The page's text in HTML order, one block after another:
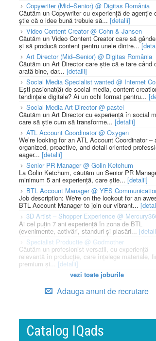
Copywriter (Mid–Senior) @ Digitas România
Căutăm un Copywriter cu experiență de agenție
știe că o idee bună trebuie să... [detalii]
Video Content Creator @ Cohn & Jansen
Căutăm un Video Content Creator care să
și să producă content pentru unele dintre...
Art Director (Mid–Senior) @ Digitas România
Căutăm un Art Director care știe că e tare când
arată bine, dar... [detalii]
Social Media Specialist wanted @ Internet
Ești pasionat(ă) de social media, content
tendințele digitale? Ai un ochi format pentru...
Social Media Art Director @ pastel
Căutăm un Art Director cu experiență în social
care să știe cum să transforme... [detalii]
ATL Account Coordinator @ Oxygen
We’re looking for an ATL Account Coordinator –
organized, proactive, and detail-oriented
eager... [detalii]
Senior PR Manager @ Golin Ketchum
La Golin Ketchum, căutăm un Senior PR
minimum 5 ani experiență, care știe... [detalii]
BTL Account Manager @ YES
Job description: We're on the lookout for an
BTL Account Manager to join our vibrant...
3D Artist – Shopper Experience @
Ai cel puțin 7 ani experiență în zona de BTL
(evenimente, activări, standuri și plasări...
Specialist Productie @ Godmother
Căutăm un profesionist versatil, cu experiență
relevantă în producție, care înțelege materiale,
premium și... [detalii]
vezi toate joburile
Adauga anunt de recrutare
Catalog IQads